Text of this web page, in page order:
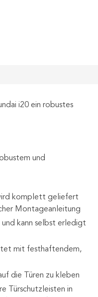
i20 ein robustes
und
komplett geliefert
Montageanleitung
kann selbst erledigt
mit festhaftendem,
die Türen zu kleben
Türschutzleisten in